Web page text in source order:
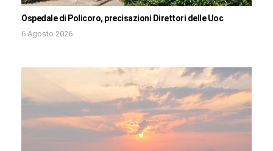
Ospedale di Policoro, precisazioni Direttori delle Uoc
6 Agosto 2026